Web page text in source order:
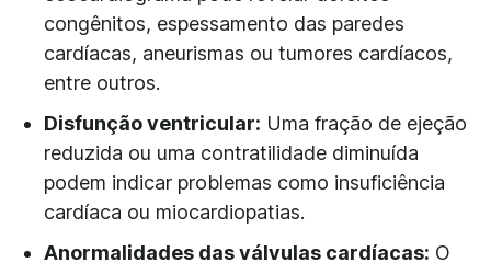
congênitos, espessamento das paredes
cardíacas, aneurismas ou tumores cardíacos,
entre outros.
Disfunção ventricular: Uma fração de ejeção
reduzida ou uma contratilidade diminuída
podem indicar problemas como insuficiência
cardíaca ou miocardiopatias.
Anormalidades das válvulas cardíacas: O